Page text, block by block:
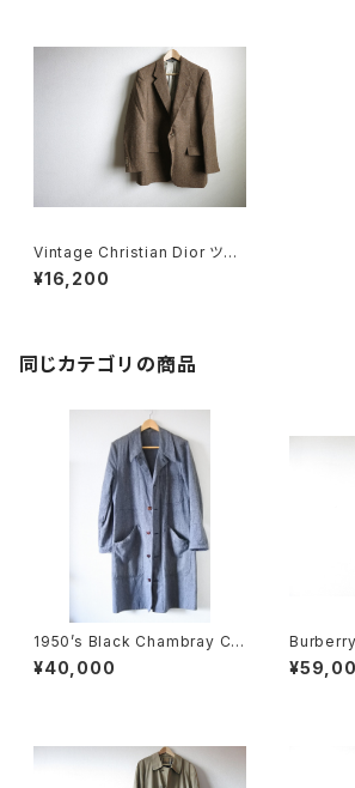
Vintage Christian Dior ツイ
ードジャケット
¥16,200
同じカテゴリの商品
1950’s Black Chambray Co
at ブラックシャンブレーコート
36
¥40,000
カラーコ